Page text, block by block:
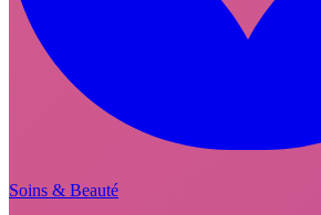
Soins & Beauté